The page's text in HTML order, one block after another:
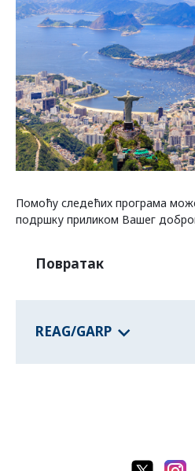
ретурн програми
Програми реинтеграције
Припрема за повратак
Централна служба за
повратку (ZIRF) -
Програми савезних
Информације о земљама
Помоћу следећих програма
подршку приликом Вашег
Повратак
REAG/GARP